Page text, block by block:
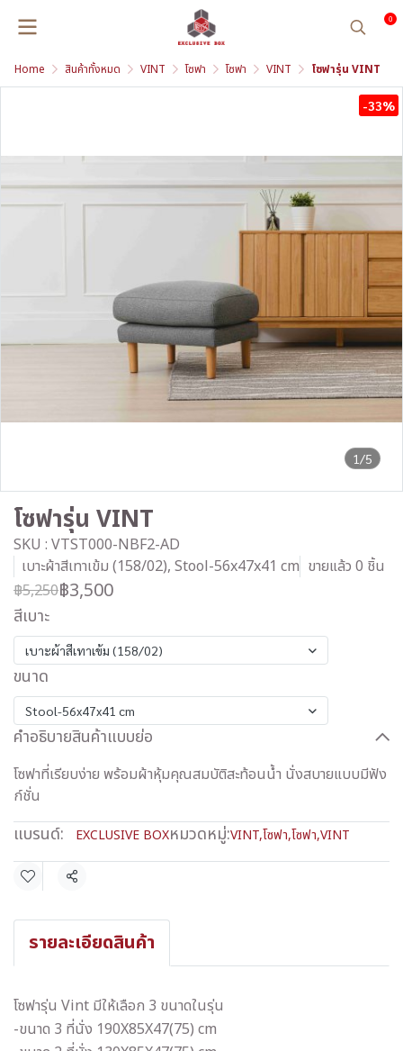
0
Home สินค้าทั้งหมด VINT โซฟา โซฟา VINT โซฟารุ่น VINT
1/5
-33%
โซฟารุ่น VINT
SKU : VTST000-NBF2-AD
เบาะผ้าสีเทาเข้ม (158/02), Stool-56x47x41 cm ขายแล้ว 0 ชิ้น
฿5,250฿3,500
สีเบาะ
เบาะผ้าสีเทาเข้ม (158/02)
ขนาด
Stool-56x47x41 cm
คำอธิบายสินค้าแบบย่อ
โซฟาที่เรียบง่าย พร้อมผ้าหุ้มคุณสมบัติสะท้อนน้ำ นั่งสบายแบบมีฟัง
ก์ชั่น
แบรนด์: EXCLUSIVE BOXหมวดหมู่:VINT,โซฟา,โซฟา,VINT
แชร์
รายละเอียดสินค้า
โซฟารุ่น Vint มีให้เลือก 3 ขนาดในรุ่น
-ขนาด 3 ที่นั่ง 190X85X47(75) cm